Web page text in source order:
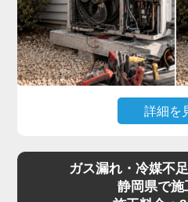
で、詰まりの位置、本体の
化、ホース接続部のパッキ
ップ部詰まりなど原因は複
では再発することがありま
水漏れを放置すると、壁紙
下への漏水被害につながり
全体を内視鏡で点検し、ド
ースおよびパッキン交換・
詳細を
振動・騒音が大きいといっ
ーの劣化やファン羽根の歪
ガス漏れ・冷媒不
静岡県で